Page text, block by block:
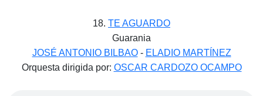
18. TE AGUARDO
Guarania
JOSÉ ANTONIO BILBAO- ELADIO MARTÍNEZ
Orquesta dirigida por: OSCAR CARDOZO OCAMPO